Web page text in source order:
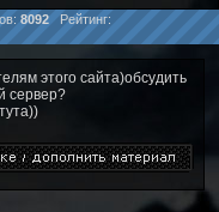
8092Рейтинг:
этого сайта)обсудить
сервер?